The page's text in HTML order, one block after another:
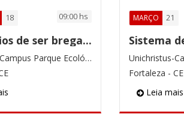
18 09:00 hs
Os desafios de ser brega ou chique
Unichristus-Campus Parque Ecológico
MARÇO 21
Fortaleza - CE
Leia mais